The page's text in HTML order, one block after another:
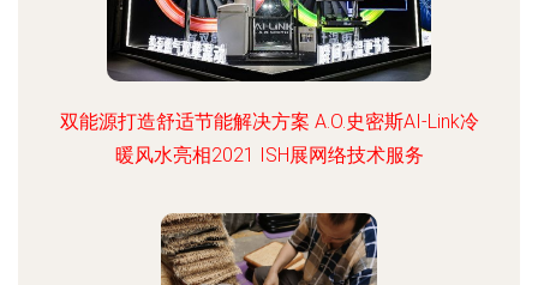
双能源打造舒适节能解决方案 A.O.史密斯AI-Link冷
暖风水亮相2021 ISH展网络技术服务